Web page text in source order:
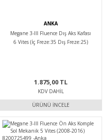
ANKA
Megane 3-III Fluence Dış Aks Kafası
6 Vites (İç Freze:35 Dış Freze:25)
1.875,00 TL
KDV DAHIL
ÜRÜNÜ İNCELE